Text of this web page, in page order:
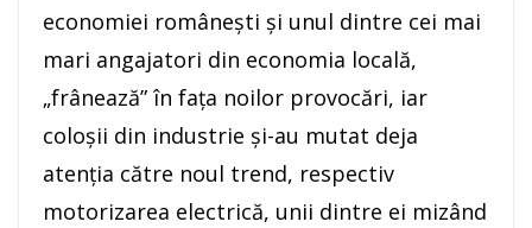
economiei româneşti şi unul dintre cei mai
mari angajatori din economia locală,
„frânează” în faţa noilor provocări, iar
coloşii din industrie şi-au mutat deja
atenţia către noul trend, respectiv
motorizarea electrică, unii dintre ei mizând